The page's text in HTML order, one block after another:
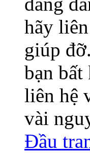
hãy
giúp
bạn
liên hệ
vài
Đầu